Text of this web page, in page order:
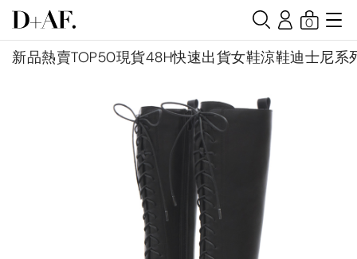
新品熱賣TOP50現貨48H快速出貨女鞋涼鞋迪士尼系
0